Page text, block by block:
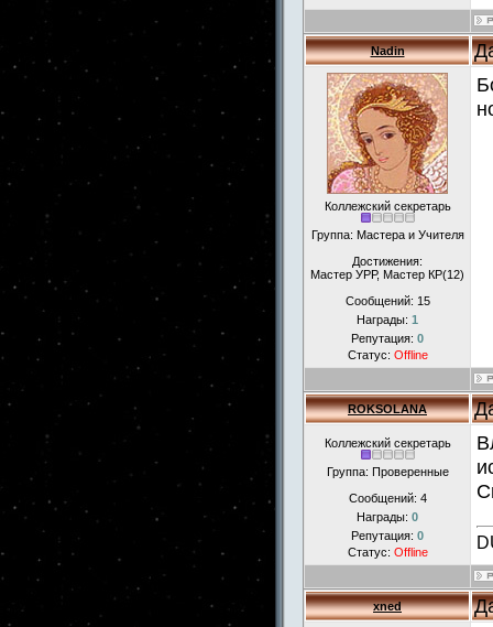
Nadin
Коллежский секретарь
Группа: Мастера и Учителя
Достижения:
Мастер УРР, Мастер КР(12)
Сообщений: 15
Награды: 1
Репутация: 0
Статус: Offline
ROKSOLANA
Коллежский секретарь
Группа: Проверенные
Сообщений: 4
Награды: 0
Репутация: 0
Статус: Offline
xned